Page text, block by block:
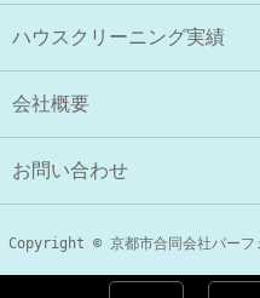
ハウスクリーニング実績
会社概要
お問い合わせ
Copyright © 京都市合同会社パー